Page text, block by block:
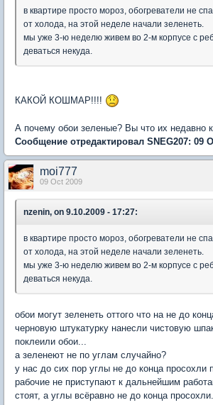
в квартире просто мороз, обогреватели не
от холода, на этой неделе начали зеленеть.
мы уже 3-ю неделю живем во 2-м корпусе с
деваться некуда.
КАКОЙ КОШМАР!!!!
А почему обои зеленые? Вы что их недавно
Сообщение отредактировал SNEG207: 09
moi777
09 Oct 2009
nzenin, on 9.10.2009 - 17:27:
в квартире просто мороз, обогреватели не
от холода, на этой неделе начали зеленеть.
мы уже 3-ю неделю живем во 2-м корпусе с
деваться некуда.
обои могут зеленеть оттого что на не до
черновую штукатурку нанесли чистовую
поклеили обои...
а зеленеют не по углам случайно?
у нас до сих пор углы не до конца просохли
рабочие не приступают к дальнейшим
стоят, а углы всёравно не до конца